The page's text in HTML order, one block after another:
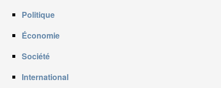
Politique
Économie
Société
International